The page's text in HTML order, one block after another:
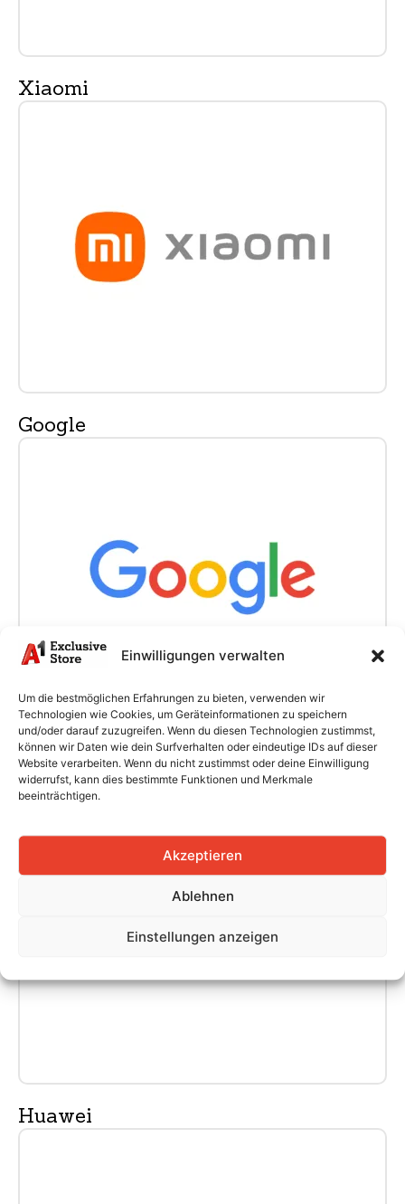
Einwilligungen verwalten
Um die bestmöglichen Erfahrungen zu bieten, verwenden wir
Technologien wie Cookies, um Geräteinformationen zu speichern
und/oder darauf zuzugreifen. Wenn du diesen Technologien zustimmst,
können wir Daten wie dein Surfverhalten oder eindeutige IDs auf dieser
Website verarbeiten. Wenn du nicht zustimmst oder deine Einwilligung
widerrufst, kann dies bestimmte Funktionen und Merkmale
beeinträchtigen.
Akzeptieren
Ablehnen
Einstellungen anzeigen
Xiaomi
Google
Vivo
Huawei